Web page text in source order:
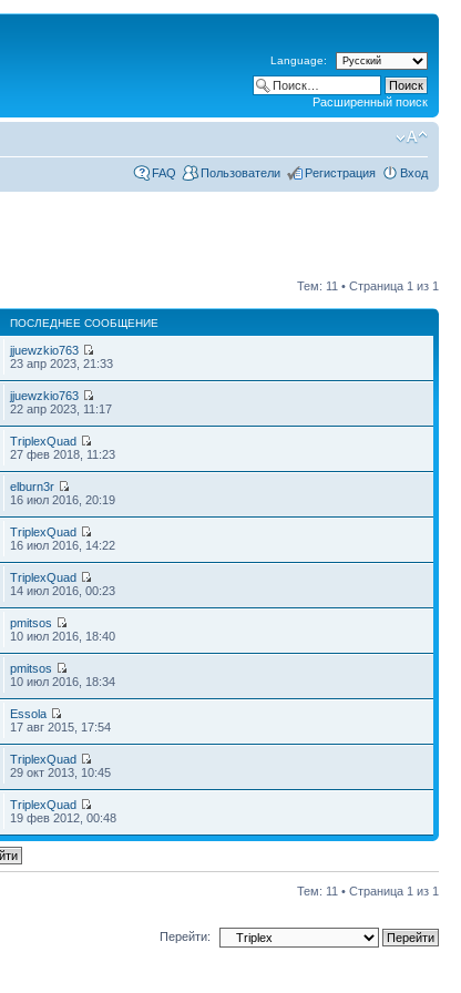
Language:
Расширенный поиск
FAQ Пользователи Регистрация Вход
Тем: 11 • Страница 1 из 1
ПОСЛЕДНЕЕ СООБЩЕНИЕ
jjuewzkio763
23 апр 2023, 21:33
jjuewzkio763
22 апр 2023, 11:17
TriplexQuad
27 фев 2018, 11:23
elburn3r
16 июл 2016, 20:19
TriplexQuad
16 июл 2016, 14:22
TriplexQuad
14 июл 2016, 00:23
pmitsos
10 июл 2016, 18:40
pmitsos
10 июл 2016, 18:34
Essola
17 авг 2015, 17:54
TriplexQuad
29 окт 2013, 10:45
TriplexQuad
19 фев 2012, 00:48
Тем: 11 • Страница 1 из 1
Перейти: